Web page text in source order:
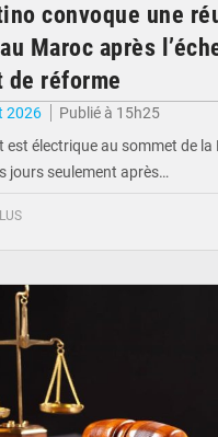
convoque une
Maroc après
de réforme
2026
Publié à 15h25
est électrique au sommet de la
jours seulement après…